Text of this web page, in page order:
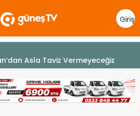
Giriş
Yap
sergi açılışında
kaldırıldı